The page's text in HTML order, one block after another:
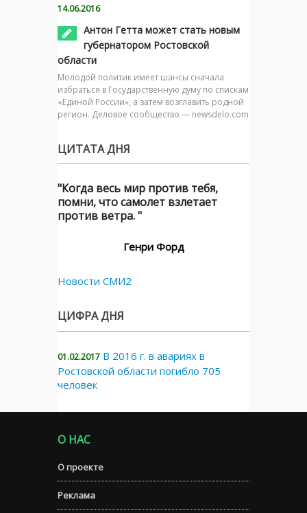
14.06.2016
Антон Гетта может стать новым
губернатором Ростовской
области
Молодой политик имеет шансы сначала
избраться в Государственную думу по спискам
«Единой России», а затем возглавить родной
регион. Деловое сообщество — newsdelo.com
ЦИТАТА ДНЯ
"Когда весь мир против тебя,
помни, что самолет взлетает
против ветра. "
Генри Форд
Новости СМИ2
ЦИФРА ДНЯ
01.02.2017 В 2016 г. в авариях в
Ростовской области погибло 705
человек
О НАС
О проекте
Реклама